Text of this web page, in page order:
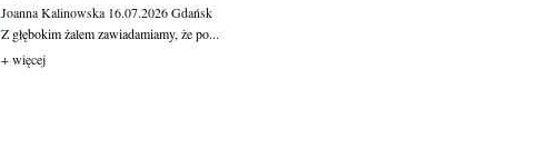
Joanna Kalinowska 16.07.2026Gdańsk
Z głębokim żalem zawiadamiamy, że po...
+ więcej